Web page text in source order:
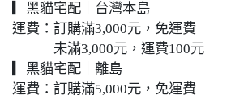
▎黑貓宅配｜台灣本島
運費：訂購滿3,000元，免運費
未滿3,000元，運費100元
▎黑貓宅配｜離島
運費：訂購滿5,000元，免運費